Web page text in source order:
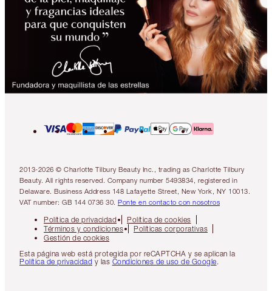
2013-2026 © Charlotte Tilbury Beauty Inc., trading as Charlotte Tilbury
Beauty. All rights reserved. Company number 5493834, registered in
Delaware. Business Address 148 Lafayette Street, New York, NY 10013.
VAT number: GB 144 0736 30. Ponte en contacto con nosotros
Política de privacidad
Política de cookies
Términos y condiciones
Políticas corporativas
Gestión de cookies
Esta página web está protegida por reCAPTCHA y se aplican la
Política de privacidad y las Condiciones de uso de Google.